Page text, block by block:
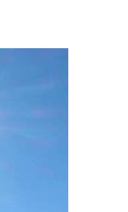
Itsas
McCartney eta
berriak